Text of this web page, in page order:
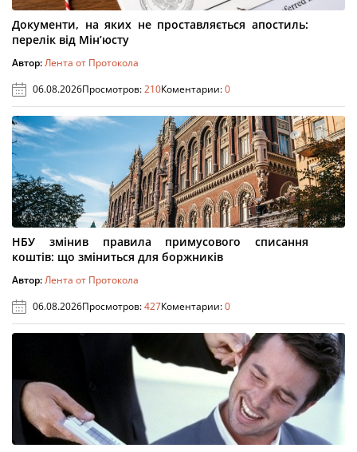
Документи, на яких не проставляється апостиль:
перелік від Мін’юсту
Автор:Лента от Протокола
06.08.2026Просмотров:210Коментарии:0
НБУ змінив правила примусового списання
коштів: що зміниться для боржників
Автор:Лента от Протокола
06.08.2026Просмотров:427Коментарии:0